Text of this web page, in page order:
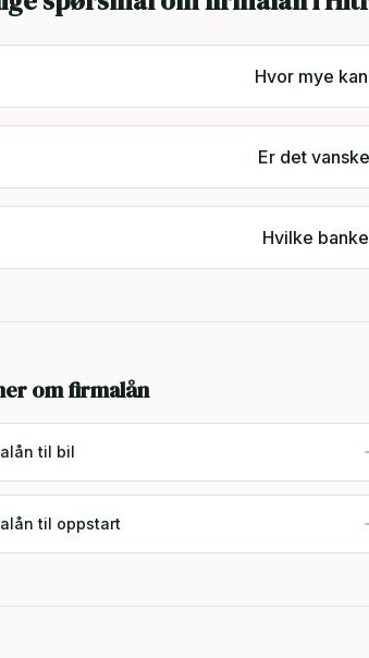
Hvor mye
Er det
Hvilke
om firmalån
til bil
til oppstart